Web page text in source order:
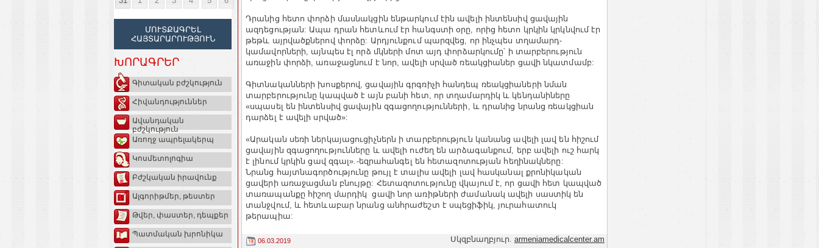
ՄՈՒՏՔԱԳՐԵԼ
ՀԱՅՏԱՐԱՐՈՒԹՅՈՒՆ
ԽՈՐԱԳՐԵՐ
Գիտական բժշկություն
Հիվանդություններ
Ավանդական
բժշկություն
Առողջ ապրելակերպ
Կոսմետոլոգիա
Բժշկական իրավունք
Ալգորիթմեր, թեստեր
Թվեր, փաստեր, դեպքեր
Պատմական խրոնիկա
Դրանից հետո փորձի մասնակցին ենթարկում էին ավելի ինտենսիվ ցավային
ազդեցության: Ապա դրան հետևում էր հանգստի օրը, որից հետո կրկին կրկնվում էր
թեթև այրվածքներով փորձը: Արդյունքում պարզվեց, որ ինչպես տղամարդ-
կամավորների, այնպես էլ որձ մկների մոտ այդ փորձարկումը՝ ի տարբերություն
առաջին փորձի, առաջացնում է նոր, ավելի սրված ռեակցիաներ ցավի նկատմամբ:
Գիտնականների խոսքերով, ցավային գրգռիչի հանդեպ ռեակցիաների նման
տարբերությունը կապված է այն բանի հետ, որ տղամարդիկ և կենդանիները
«սպասել են ինտենսիվ ցավային զգացողությունների, և դրանից նրանց ռեակցիան
դարձել է ավելի սրված»:
«Արական սեռի ներկայացուցիչներն ի տարբերություն կանանց ավելի լավ են հիշում
ցավային զգացողությունները և ավելի ուժեղ են արձագանքում, երբ ավելի ուշ հարկ
է լինում կրկին ցավ զգալ».-եզրահանգել են հետազոտության հեղինակները:
Նրանց հայտնագործությունը թույլ է տալիս ավելի լավ հասկանալ քրոնիկական
ցավերի առաջացման բնույթը: Հետազոտությունը վկայում է, որ ցավի հետ կապված
տառապանքը հիշող մարդիկ ցավի նոր առիթների ժամանակ ավելի սաստիկ են
տանջվում, և հետևաբար նրանց անհրաժեշտ է սպեցիֆիկ, յուրահատուկ
թերապիա:
06.03.2019 Սկզբնաղբյուր. armeniamedicalcenter.am